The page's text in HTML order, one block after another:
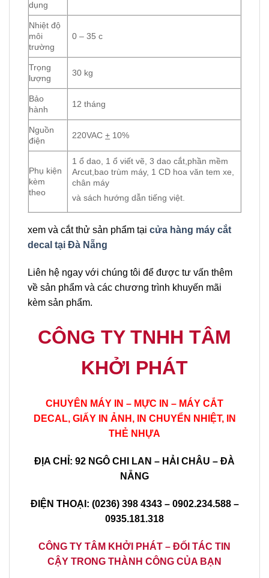
dụng
Nhiệt độ
môi
trường
0 – 35 c
Trọng
lượng
30 kg
Bảo
hành
12 tháng
Nguồn
điện
220VAC+ 10%
Phụ kiện
kèm
theo
1 ổ dao, 1 ổ viết vẽ, 3 dao cắt,phần mềm
Arcut,bao trùm máy, 1 CD hoa văn tem xe,
chân máy
và sách hướng dẫn tiếng việt.
xem và cắt thử sản phẩm tại cửa hàng máy cắt
decal tại Đà Nẵng
Liên hệ ngay với chúng tôi để được tư vấn thêm
về sản phẩm và các chương trình khuyến mãi
kèm sản phẩm.
CÔNG TY TNHH TÂM
KHỞI PHÁT
CHUYÊN MÁY IN – MỰC IN – MÁY CẮT
DECAL, GIẤY IN ẢNH, IN CHUYỂN NHIỆT, IN
THẺ NHỰA
ĐỊA CHỈ: 92 NGÔ CHI LAN – HẢI CHÂU – ĐÀ
NẴNG
ĐIỆN THOẠI: (0236) 398 4343 – 0902.234.588 –
0935.181.318
CÔNG TY TÂM KHỞI PHÁT – ĐỐI TÁC TIN
CẬY TRONG THÀNH CÔNG CỦA BẠN